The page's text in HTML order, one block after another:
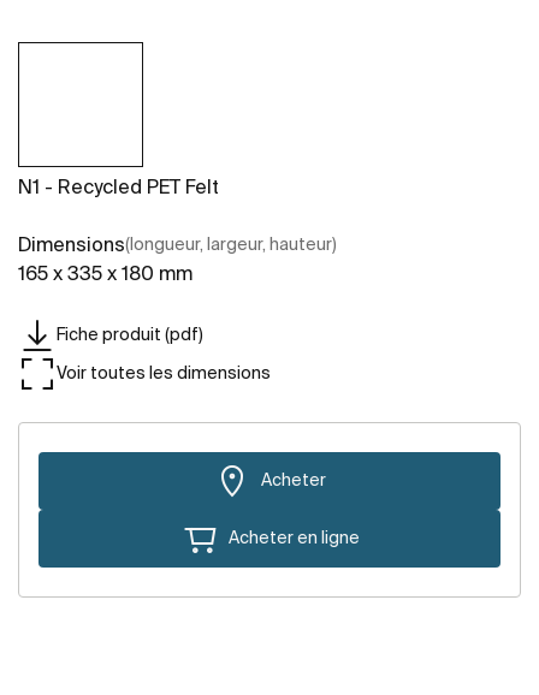
N1 - Recycled PET Felt
Dimensions(longueur, largeur, hauteur)
165 x 335 x 180 mm
Fiche produit (pdf)
Voir toutes les dimensions
Acheter
Acheter en ligne